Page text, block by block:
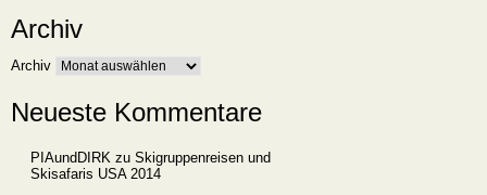
Archiv
Archiv
Neueste Kommentare
PIAundDIRK zu Skigruppenreisen und
Skisafaris USA 2014